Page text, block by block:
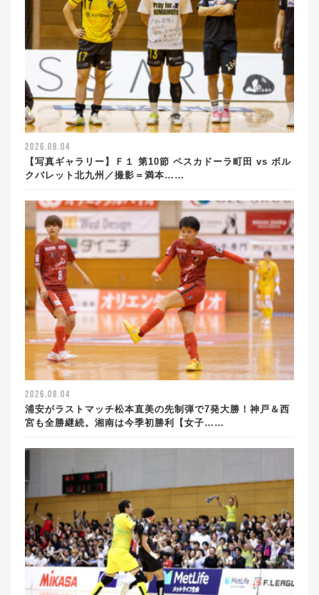
2026.08.04
【写真ギャラリー】Ｆ１ 第10節 ペスカドーラ町田 vs ボル
クバレット北九州／撮影＝満本……
2026.08.04
浦安がラストマッチ松本直美の先制弾で7発大勝！神戸＆西
宮も全勝継続。湘南は今季初勝利【女子……